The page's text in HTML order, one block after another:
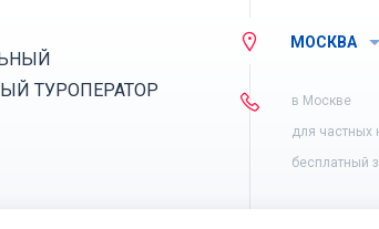
ТУРОПЕРАТОР
МОСКВА
в Москве
для частных
бесплатный